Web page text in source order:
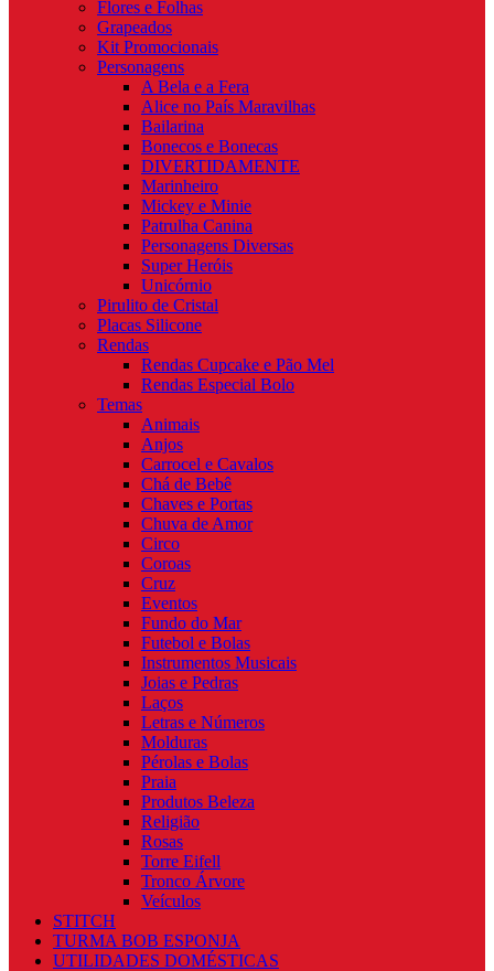
Flores e Folhas
Grapeados
Kit Promocionais
Personagens
A Bela e a Fera
Alice no País Maravilhas
Bailarina
Bonecos e Bonecas
DIVERTIDAMENTE
Marinheiro
Mickey e Minie
Patrulha Canina
Personagens Diversas
Super Heróis
Unicórnio
Pirulito de Cristal
Placas Silicone
Rendas
Rendas Cupcake e Pão Mel
Rendas Especial Bolo
Temas
Animais
Anjos
Carrocel e Cavalos
Chá de Bebê
Chaves e Portas
Chuva de Amor
Circo
Coroas
Cruz
Eventos
Fundo do Mar
Futebol e Bolas
Instrumentos Musicais
Joias e Pedras
Laços
Letras e Números
Molduras
Pérolas e Bolas
Praia
Produtos Beleza
Religião
Rosas
Torre Eifell
Tronco Árvore
Veículos
STITCH
TURMA BOB ESPONJA
UTILIDADES DOMÉSTICAS